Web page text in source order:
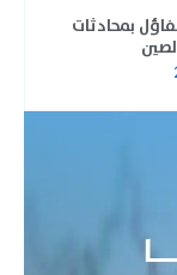
بمحادثات